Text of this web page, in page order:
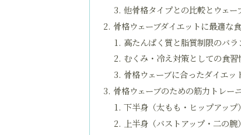
他骨格タイプとの比較とウェー
骨格ウェーブダイエットに最適な
高たんぱく質と脂質制限のバラ
むくみ・冷え対策としての食習
骨格ウェーブに合ったダイエッ
骨格ウェーブのための筋力トレー
下半身（太もも・ヒップアッ
上半身（バストアップ・二の